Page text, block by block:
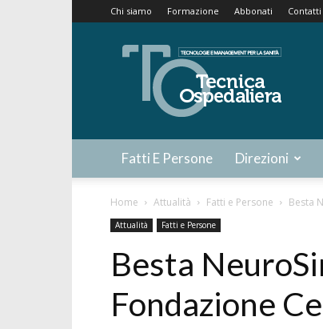
Chi siamo Formazione Abbonati Contatti
Tecnica
Ospedaliera
Fatti E Persone Direzioni
Home Attualità Fatti e Persone Besta
Attualità Fatti e Persone
Besta
Fondazione